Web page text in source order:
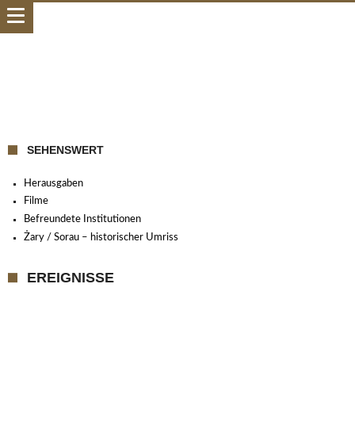
SEHENSWERT
Herausgaben
Filme
Befreundete Institutionen
Żary / Sorau – historischer Umriss
EREIGNISSE